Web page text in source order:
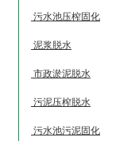
污水池压榨固化
泥浆脱水
市政淤泥脱水
污泥压榨脱水
污水池污泥固化